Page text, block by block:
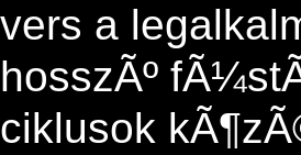
vers a
hosszÃº
ciklusok